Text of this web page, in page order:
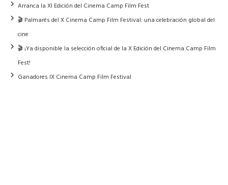
Arranca la XI Edición del Cinema Camp Film Fest
🎬 Palmarés del X Cinema Camp Film Festival: una celebración global del
cine
🎬 ¡Ya disponible la selección oficial de la X Edición del Cinema Camp Film
Fest!
Ganadores IX Cinema Camp Film Festival